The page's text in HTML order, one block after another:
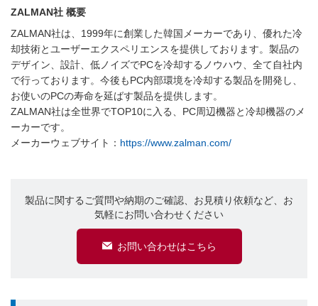
ZALMAN社 概要
ZALMAN社は、1999年に創業した韓国メーカーであり、優れた冷
却技術とユーザーエクスペリエンスを提供しております。製品の
デザイン、設計、低ノイズでPCを冷却するノウハウ、全て自社内
で行っております。今後もPC内部環境を冷却する製品を開発し、
お使いのPCの寿命を延ばす製品を提供します。
ZALMAN社は全世界でTOP10に入る、PC周辺機器と冷却機器のメ
ーカーです。
メーカーウェブサイト： https://www.zalman.com/
製品に関するご質問や納期のご確認、お見積り依頼など、お
気軽にお問い合わせください
お問い合わせはこちら